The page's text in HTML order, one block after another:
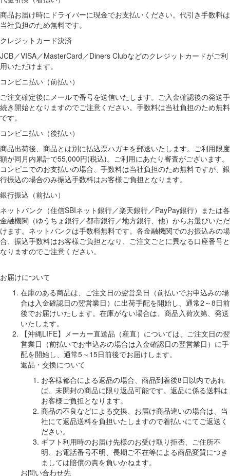
商品お届け時にドライバーに現金でお支払いください。代引き手数料は
当社負担のため無料です。
クレジットカード決済
JCB／VISA／MasterCard／Diners Clubなどのクレジットカードがご利
用いただけます。
コンビニ払い（前払い）
ご注文確定後にメールで番号を送信いたします。ご入金確認後の発送手
続き開始となりますのでご注意ください。手数料は当社負担のため無料
です。
コンビニ払い（後払い）
商品出荷後、商品とは別に払込票ハガキを郵送いたします。ご利用限度
額が同月内累計で55,000円(税込)。ご利用にあたり審査がございます。
コンビニでのお支払いの場合、手数料は当社負担のため無料ですが、銀
行振込の場合のみ振込手数料はお客様ご負担となります。
銀行振込（前払い）
ネットバンク（住信SBIネット銀行／楽天銀行／PayPay銀行）または各
金融機関（ゆうちょ銀行／都市銀行／地方銀行、他）からお選びいただ
けます。ネットバンクは手数料無料です。各金融機関でのお振込みの場
合、振込手数料はお客様ご負担となり、ご注文ごとに異なる口座番号と
なりますのでご注意ください。
お届けについて
在庫のある商品は、ご注文日の翌営業日（前払いでお申込みの場
合は入金確認日の翌営業日）に出荷手配を開始し、通常2～8日前
後でお届けいたします。在庫がない場合は、商品入荷次第、発送
いたします。
【沖縄LIFE】メーカー直送品（産直）については、ご注文日の翌
営業日（前払いでお申込みの場合は入金確認日の翌営業日）に手
配を開始し、通常5～15日前後でお届けします。
返品・交換について
お客様都合による返品の場合、商品到着後8日以内であれ
ば、未開封の商品に限り返品可能です。返品に係る送料は
お客様ご負担となります。
商品の不良などによる交換、お届け商品違いの場合は、当
社にて返品送料を負担いたしますので着払いにてご返送く
ださい。
ギフト利用時のお届け先様のお受け取り拒否、ご住所不
明、お電話番号不明、長期ご不在等による商品変質につき
ましては賠償の責を負いかねます。
お問い合わせ先